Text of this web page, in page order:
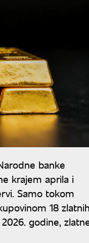
banke
krajem aprila i
Samo tokom
18 zlatnih
godine,